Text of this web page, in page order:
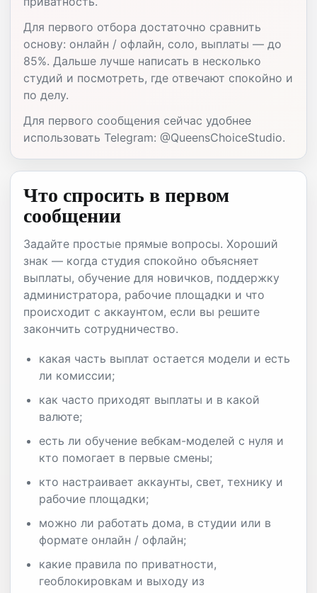
Для первого отбора достаточно сравнить
основу: онлайн / офлайн, соло, выплаты — до
85%. Дальше лучше написать в несколько
студий и посмотреть, где отвечают спокойно и
по делу.
Для первого сообщения сейчас удобнее
использовать Telegram: @QueensChoiceStudio.
Что спросить в первом
сообщении
Задайте простые прямые вопросы. Хороший
знак — когда студия спокойно объясняет
выплаты, обучение для новичков, поддержку
администратора, рабочие площадки и что
происходит с аккаунтом, если вы решите
закончить сотрудничество.
какая часть выплат остается модели и есть
ли комиссии;
как часто приходят выплаты и в какой
валюте;
есть ли обучение вебкам-моделей с нуля и
кто помогает в первые смены;
кто настраивает аккаунты, свет, технику и
рабочие площадки;
можно ли работать дома, в студии или в
формате онлайн / офлайн;
какие правила по приватности,
геоблокировкам и выходу из